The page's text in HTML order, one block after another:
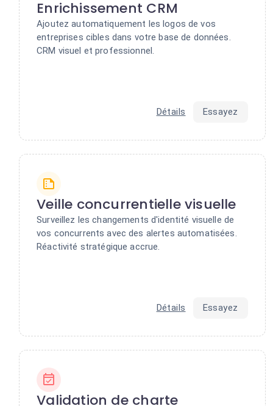
Enrichissement CRM
Ajoutez automatiquement les logos de vos
entreprises cibles dans votre base de données.
CRM visuel et professionnel.
Détails Essayez
Veille concurrentielle visuelle
Surveillez les changements d'identité visuelle de
vos concurrents avec des alertes automatisées.
Réactivité stratégique accrue.
Détails Essayez
Validation de charte